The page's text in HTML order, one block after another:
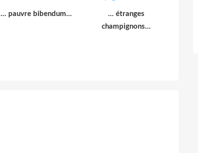
... pauvre bibendum...
... étranges
champignons...